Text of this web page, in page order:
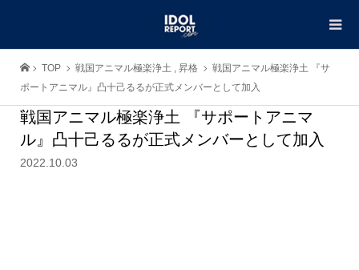
TOP 戦国アニマル極楽浄土 , 昇格
戦国アニマル極楽浄土 『サ
ポートアニマル』凸十己るるが正式メンバーとして加入
戦国アニマル極楽浄土 『サポートアニマ
ル』凸十己るるが正式メンバーとして加入
2022.10.03